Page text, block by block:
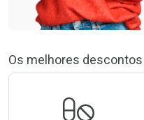
Os melhores